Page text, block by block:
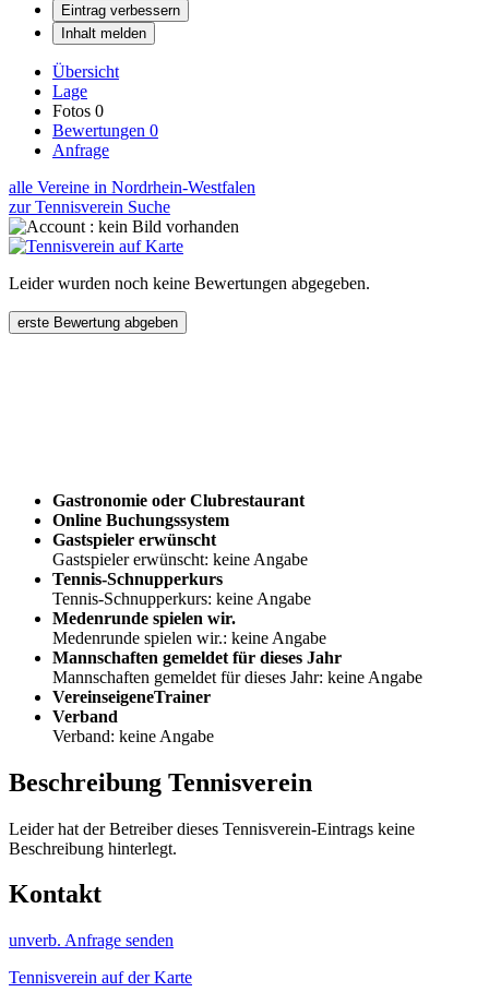
Eintrag verbessern
Inhalt melden
Übersicht
Lage
Fotos 0
Bewertungen 0
Anfrage
alle Vereine in Nordrhein-Westfalen
zur Tennisverein Suche
Leider wurden noch keine Bewertungen abgegeben.
erste Bewertung abgeben
Gastronomie oder Clubrestaurant
Online Buchungssystem
Gastspieler erwünscht
Gastspieler erwünscht: keine Angabe
Tennis-Schnupperkurs
Tennis-Schnupperkurs: keine Angabe
Medenrunde spielen wir.
Medenrunde spielen wir.: keine Angabe
Mannschaften gemeldet für dieses Jahr
Mannschaften gemeldet für dieses Jahr: keine Angabe
VereinseigeneTrainer
Verband
Verband: keine Angabe
Beschreibung Tennisverein
Leider hat der Betreiber dieses Tennisverein-Eintrags keine
Beschreibung hinterlegt.
Kontakt
unverb. Anfrage senden
Tennisverein auf der Karte